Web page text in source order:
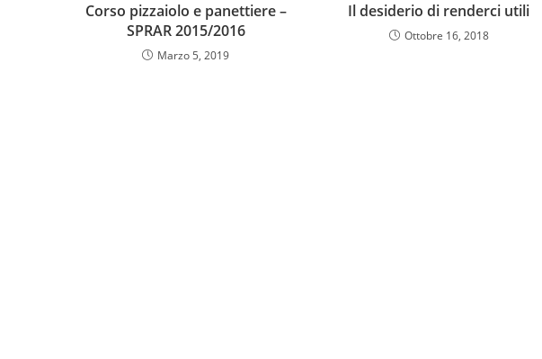
Corso pizzaiolo e panettiere –
SPRAR 2015/2016
Marzo 5, 2019
Il desiderio di renderci utili
Ottobre 16, 2018